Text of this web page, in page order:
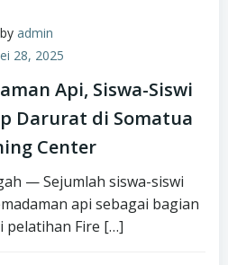
by admin
28, 2025
Api, Siswa-Siswi
Darurat di Somatua
Center
— Sejumlah siswa-siswi
api sebagai bagian
pelatihan Fire […]